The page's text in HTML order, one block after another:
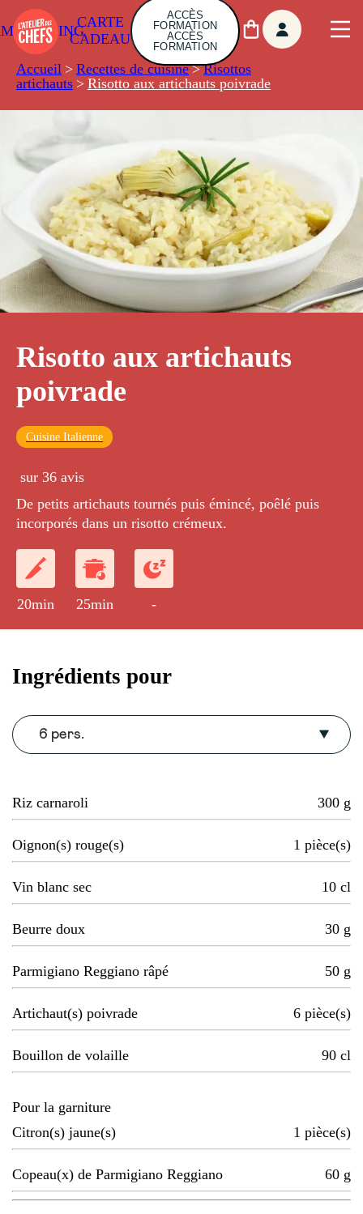
CARTE
CADEAU
ACCÈS
FORMATION
ACCÈS
FORMATION
Accueil > Recettes de cuisine > Risottos
artichauts > Risotto aux artichauts poivrade
Risotto aux artichauts
poivrade
Cuisine Italienne
sur 36 avis
De petits artichauts tournés puis émincé, poêlé puis
incorporés dans un risotto crémeux.
20min 25min -
Ingrédients pour
6 pers.
Riz carnaroli 300 g
Oignon(s) rouge(s) 1 pièce(s)
Vin blanc sec 10 cl
Beurre doux 30 g
Parmigiano Reggiano râpé 50 g
Artichaut(s) poivrade 6 pièce(s)
Bouillon de volaille 90 cl
Pour la garniture
Citron(s) jaune(s)
1 pièce(s)
Copeau(x) de Parmigiano Reggiano 60 g